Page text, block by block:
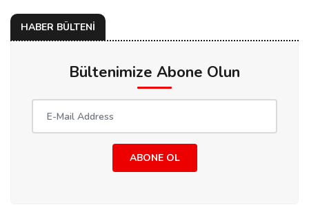
HABER BÜLTENİ
Bültenimize Abone Olun
ABONE OL